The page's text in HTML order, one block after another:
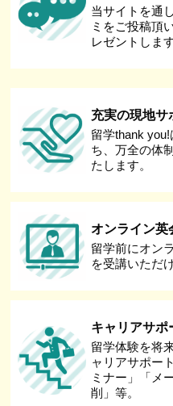
当サイトを通
ミをご投稿頂
レゼントします
充実の現地サ
留学thank
ち、万全の体
たします。
オンライン英
留学前にオン
を受講いただ
キャリアサポ
留学体験を将
ャリアサポー
ミナー」「メ
削」等。